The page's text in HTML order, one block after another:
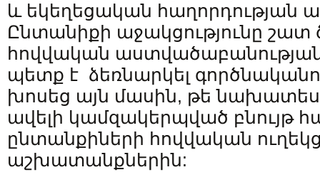
և եկեղեցական հաղորդության
Ընտանիքի աջակցությունը շատ
հովվական
պետք է ձեռնարկել
խոսեց այն մասին, թե
ավելի կամզակերպված բնույթ
ընտանքիների հովվական
աշխատանքներին: